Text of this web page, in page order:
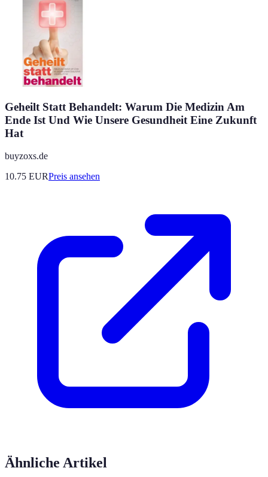
Geheilt Statt Behandelt: Warum Die Medizin Am
Ende Ist Und Wie Unsere Gesundheit Eine Zukunft
Hat
buyzoxs.de
10.75 EURPreis ansehen
Ähnliche Artikel